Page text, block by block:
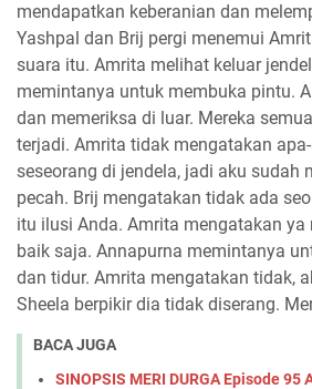
mendapatkan keberanian dan
Yashpal dan Brij pergi menemui
suara itu. Amrita melihat keluar
memintanya untuk membuka pintu.
dan memeriksa di luar. Mereka
terjadi. Amrita tidak mengatakan
seseorang di jendela, jadi aku sudah
pecah. Brij mengatakan tidak ada
itu ilusi Anda. Amrita mengatakan ya
baik saja. Annapurna memintanya
dan tidur. Amrita mengatakan tidak,
Sheela berpikir dia tidak diserang.
BACA JUGA
SINOPSIS MERI DURGA Episode